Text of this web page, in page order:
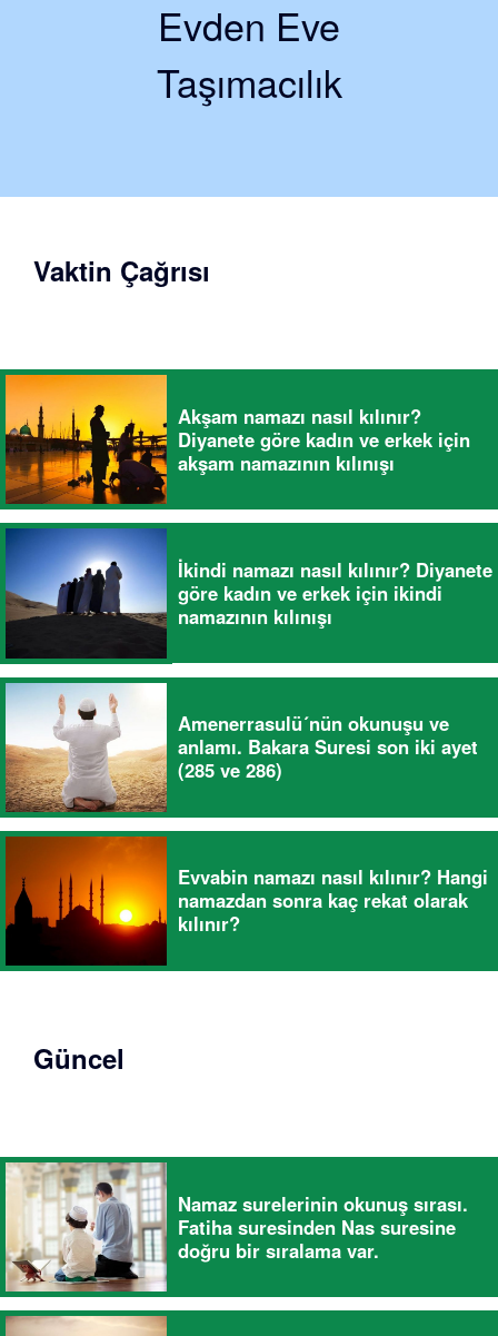
Evden Eve
Taşımacılık
Vaktin Çağrısı
Akşam namazı nasıl kılınır?
Diyanete göre kadın ve erkek için
akşam namazının kılınışı
İkindi namazı nasıl kılınır? Diyanete
göre kadın ve erkek için ikindi
namazının kılınışı
Amenerrasulü´nün okunuşu ve
anlamı. Bakara Suresi son iki ayet
(285 ve 286)
Evvabin namazı nasıl kılınır? Hangi
namazdan sonra kaç rekat olarak
kılınır?
Güncel
Namaz surelerinin okunuş sırası.
Fatiha suresinden Nas suresine
doğru bir sıralama var.